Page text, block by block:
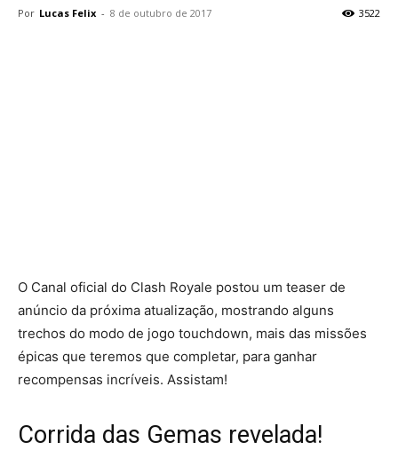
Por Lucas Felix - 8 de outubro de 2017 3522
O Canal oficial do Clash Royale postou um teaser de
anúncio da próxima atualização, mostrando alguns
trechos do modo de jogo touchdown, mais das missões
épicas que teremos que completar, para ganhar
recompensas incríveis. Assistam!
Corrida das Gemas revelada!